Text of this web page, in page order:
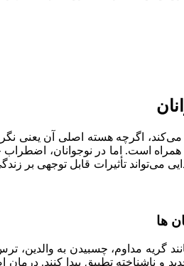
اگرچه هسته اصلی آن یعنی
همراه است. اما در نوجوانان،
تأثیرات قابل توجهی بر
مانند گریه مداوم، چسبیدن
و ناشناخته تطبیق پیدا کنند.